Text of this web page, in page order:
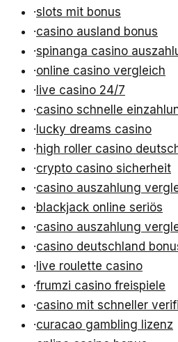
·slots mit bonus
·casino ausland bonus
·spinanga casino
·online casino vergleich
·live casino 24/7
·casino schnelle
·lucky dreams casino
·high roller casino
·crypto casino sicherheit
·casino auszahlung
·blackjack online seriös
·casino auszahlung
·casino deutschland
·live roulette casino
·frumzi casino freispiele
·casino mit schneller
·curacao gambling lizenz